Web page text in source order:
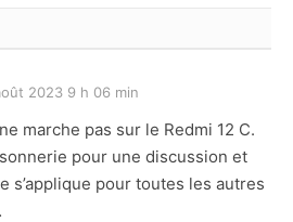
2023 9 h 06 min
marche pas sur le Redmi 12 C.
pour une discussion et
s’applique pour toutes les autres